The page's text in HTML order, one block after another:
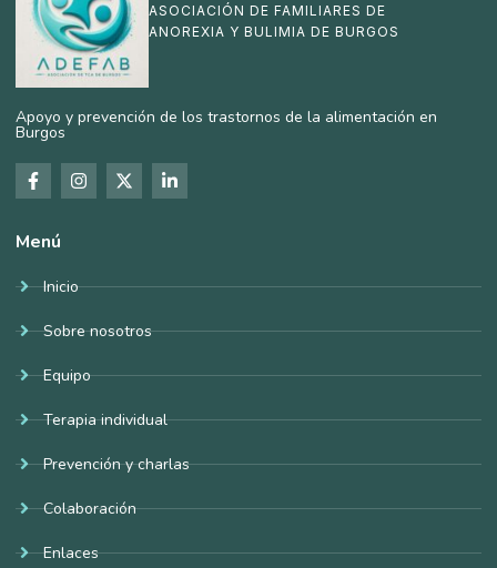
ASOCIACIÓN DE FAMILIARES DE
ANOREXIA Y BULIMIA DE BURGOS
Apoyo y prevención de los trastornos de la alimentación en
Burgos
Menú
Inicio
Sobre nosotros
Equipo
Terapia individual
Prevención y charlas
Colaboración
Enlaces